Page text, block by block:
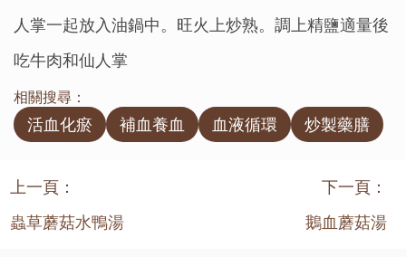
人掌一起放入油鍋中。旺火上炒熟。調上精鹽適量後
吃牛肉和仙人掌
相關搜尋：
活血化瘀 補血養血 血液循環 炒製藥膳
上一頁：
蟲草蘑菇水鴨湯
下一頁：
鵝血蘑菇湯